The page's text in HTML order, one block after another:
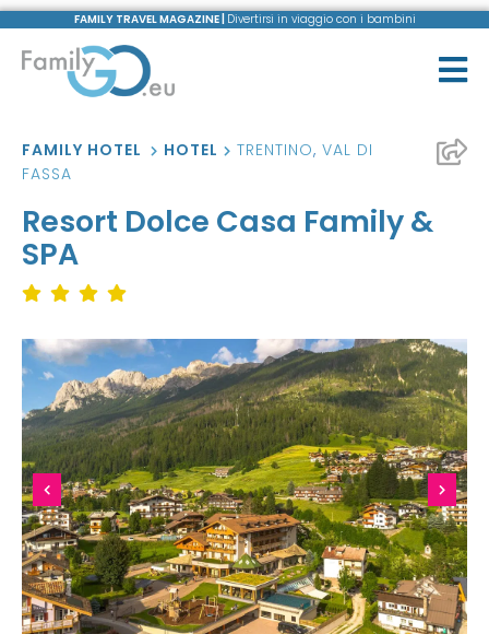
FAMILY TRAVEL MAGAZINE | Divertirsi in viaggio con i bambini
FAMILY HOTEL HOTEL TRENTINO, VAL DI
FASSA
Resort Dolce Casa Family &
SPA